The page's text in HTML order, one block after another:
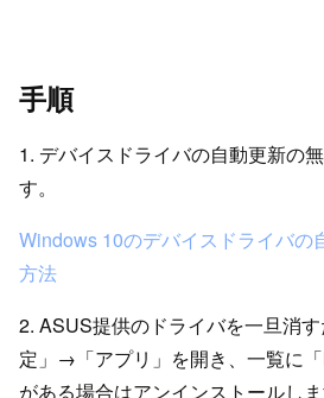
手順
1. デバイスドライバの自動更新の
す。
Windows 10のデバイスドライバの
方法
2. ASUS提供のドライバを一旦消
定」→「アプリ」を開き、一覧に「
がある場合はアンインストールしま